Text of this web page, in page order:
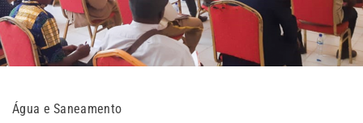
Água e Saneamento